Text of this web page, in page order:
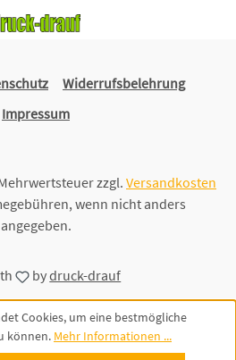
Widerrufsbelehrung
Impressum
zzgl. Versandkosten
wenn nicht anders
angegeben.
bydruck-drauf
Cookies, um eine bestmögliche
können. Mehr Informationen ...